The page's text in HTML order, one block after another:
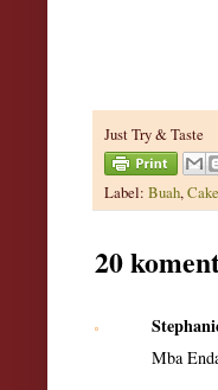
Just Try & Taste
Label: Buah,Cake
20
Mba